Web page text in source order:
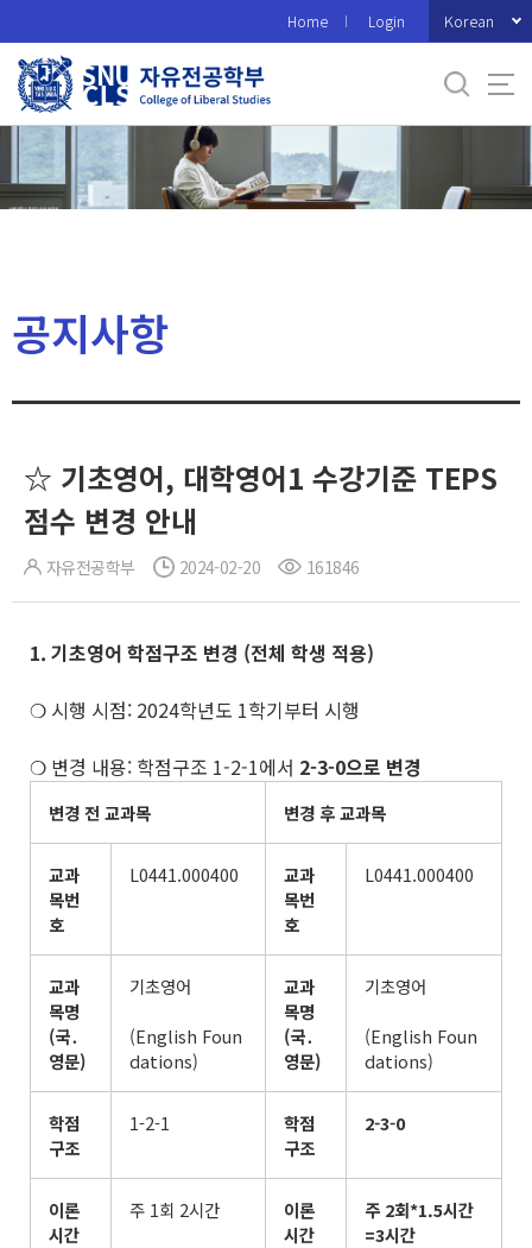
로
메
Home Login Korean
공지사항
☆ 기초영어, 대학영어1 수강기준 TEPS
점수 변경 안내
자유전공학부 2024-02-20 161846
1. 기초영어 학점구조 변경 (전체 학생 적용)
❍ 시행 시점: 2024학년도 1학기부터 시행
❍ 변경 내용: 학점구조 1-2-1에서 2-3-0으로 변경
변경 전 교과목 변경 후 교과목
교과
목번
호
L0441.000400
교과
목번
호
L0441.000400
교과
목명
(국․
영문)
기초영어
(English Foun
dations)
교과
목명
(국․
영문)
기초영어
(English Foun
dations)
학점
구조
1-2-1
학점
구조
2-3-0
이론
시간
주 1회 2시간
이론
시간
주 2회*1.5시간
=3시간